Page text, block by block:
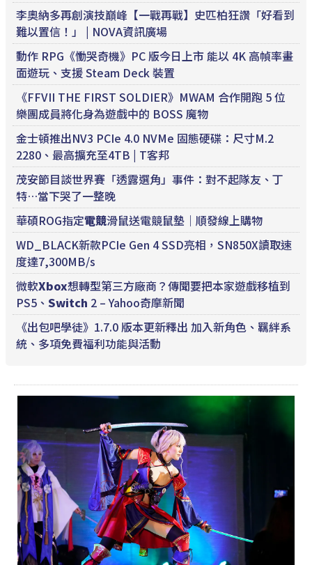
李奧納多再創演技巔峰【一戰再戰】史匹柏狂讚「好看到
難以置信！」 | NOVA資訊廣場
動作 RPG《慟哭奇機》PC 版今日上市 能以 4K 高幀率畫
面遊玩、支援 Steam Deck 裝置
《FFVII THE FIRST SOLDIER》MWAM 合作開跑 5 位
樂團成員將化身為遊戲中的 BOSS 魔物
金士頓推出NV3 PCIe 4.0 NVMe 固態硬碟：尺寸M.2
2280、最高擴充至4TB | T客邦
茂安節目談世界賽「透露選角」事件：對不起隊友、丁
特…當下哭了一整晚
華碩ROG指定電競滑鼠送電競鼠墊｜順發線上購物
WD_BLACK新款PCIe Gen 4 SSD亮相，SN850X讀取速
度達7,300MB/s
微軟Xbox想轉型第三方廠商？傳聞要把本家遊戲移植到
PS5、 Switch 2 – Yahoo奇摩新聞
《出包吧學徒》1.7.0 版本更新釋出 加入新角色、羈絆系
統、多項免費福利功能與活動